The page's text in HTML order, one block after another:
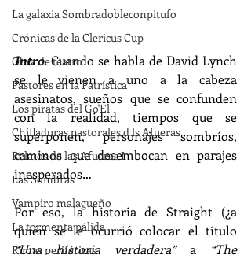
La galaxia Sombradobleconpitufo
Crónicas de la Clericus Cup
Obra de teatro
Pastores en la Patrística
Los piratas del Go'El
Chifladuras pastorales d ls Afueras
Relatos de las Afueras I
Las Sombras
Vampiro malagueño
La tormenta pálida
Rimas periféricas
Intro. Cuando se habla de David Lynch
se le vienen a uno a la cabeza
asesinatos, sueños que se confunden
con la realidad, tiempos que se
superponen, personajes sombríos,
caminos que desembocan en parajes
inesperados…
Por eso, la historia de Straight (¿a
“Una historia verdadera” a “The